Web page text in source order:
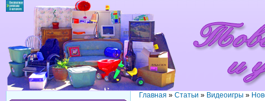
Главная » Статьи » Видеоигры »